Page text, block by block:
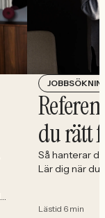
du rätt
Så hanterar
Lär dig när du
Lästid 6 min